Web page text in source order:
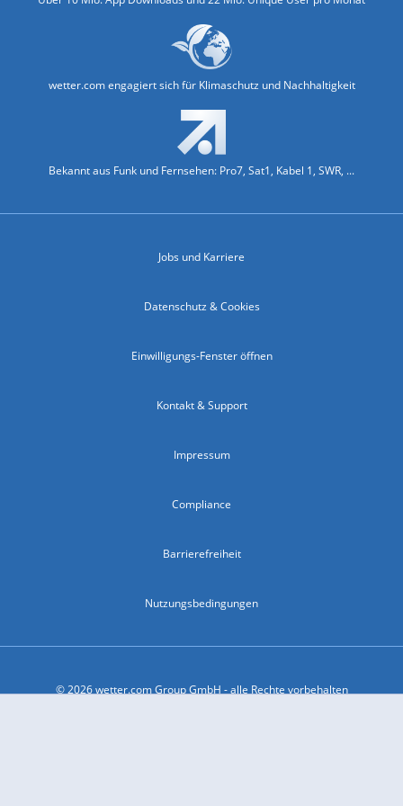
wetter.com engagiert sich für Klimaschutz und Nachhaltigkeit
Bekannt aus Funk und Fernsehen: Pro7, Sat1, Kabel 1, SWR, ...
Jobs und Karriere
Datenschutz & Cookies
Einwilligungs-Fenster öffnen
Kontakt & Support
Impressum
Compliance
Barrierefreiheit
Nutzungsbedingungen
© 2026 wetter.com Group GmbH - alle Rechte vorbehalten